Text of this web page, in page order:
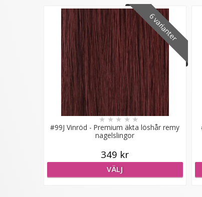
6 varianter
#99J Vinröd - Premium äkta löshår remy
nagelslingor
★★★★★
349 kr
VÄLJ